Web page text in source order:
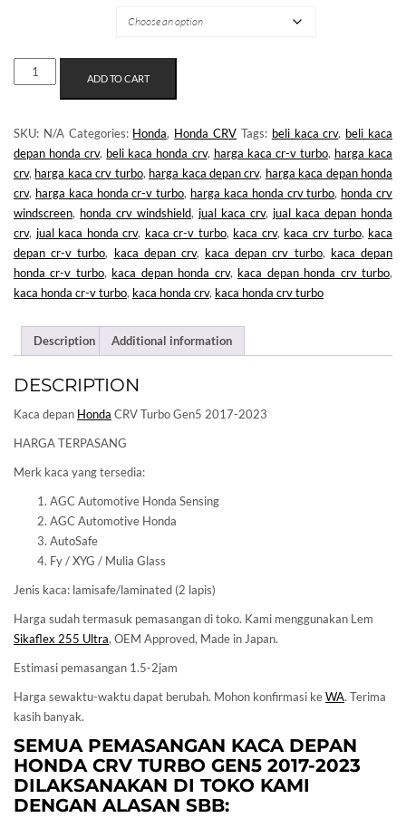
KACA
DEPAN
CRV
GEN5
QUANTITY
ADD TO CART
SKU: N/A Categories: Honda, Honda CRV Tags: beli kaca crv, beli kaca
depan honda crv, beli kaca honda crv, harga kaca cr-v turbo, harga kaca
crv, harga kaca crv turbo, harga kaca depan crv, harga kaca depan honda
crv, harga kaca honda cr-v turbo, harga kaca honda crv turbo, honda crv
windscreen, honda crv windshield, jual kaca crv, jual kaca depan honda
crv, jual kaca honda crv, kaca cr-v turbo, kaca crv, kaca crv turbo, kaca
depan cr-v turbo, kaca depan crv, kaca depan crv turbo, kaca depan
honda cr-v turbo, kaca depan honda crv, kaca depan honda crv turbo,
kaca honda cr-v turbo, kaca honda crv, kaca honda crv turbo
Description Additional information
DESCRIPTION
Kaca depan Honda CRV Turbo Gen5 2017-2023
HARGA TERPASANG
Merk kaca yang tersedia:
AGC Automotive Honda Sensing
AGC Automotive Honda
AutoSafe
Fy / XYG / Mulia Glass
Jenis kaca: lamisafe/laminated (2 lapis)
Harga sudah termasuk pemasangan di toko. Kami menggunakan Lem
Sikaflex 255 Ultra, OEM Approved, Made in Japan.
Estimasi pemasangan 1.5-2jam
Harga sewaktu-waktu dapat berubah. Mohon konfirmasi keWA. Terima
kasih banyak.
SEMUA PEMASANGAN KACA DEPAN
HONDACRV TURBO GEN5 2017-2023
DILAKSANAKAN DI TOKO KAMI
DENGAN ALASAN SBB: